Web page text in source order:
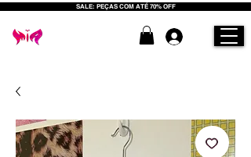
SALE: PEÇAS COM ATÉ 70% OFF